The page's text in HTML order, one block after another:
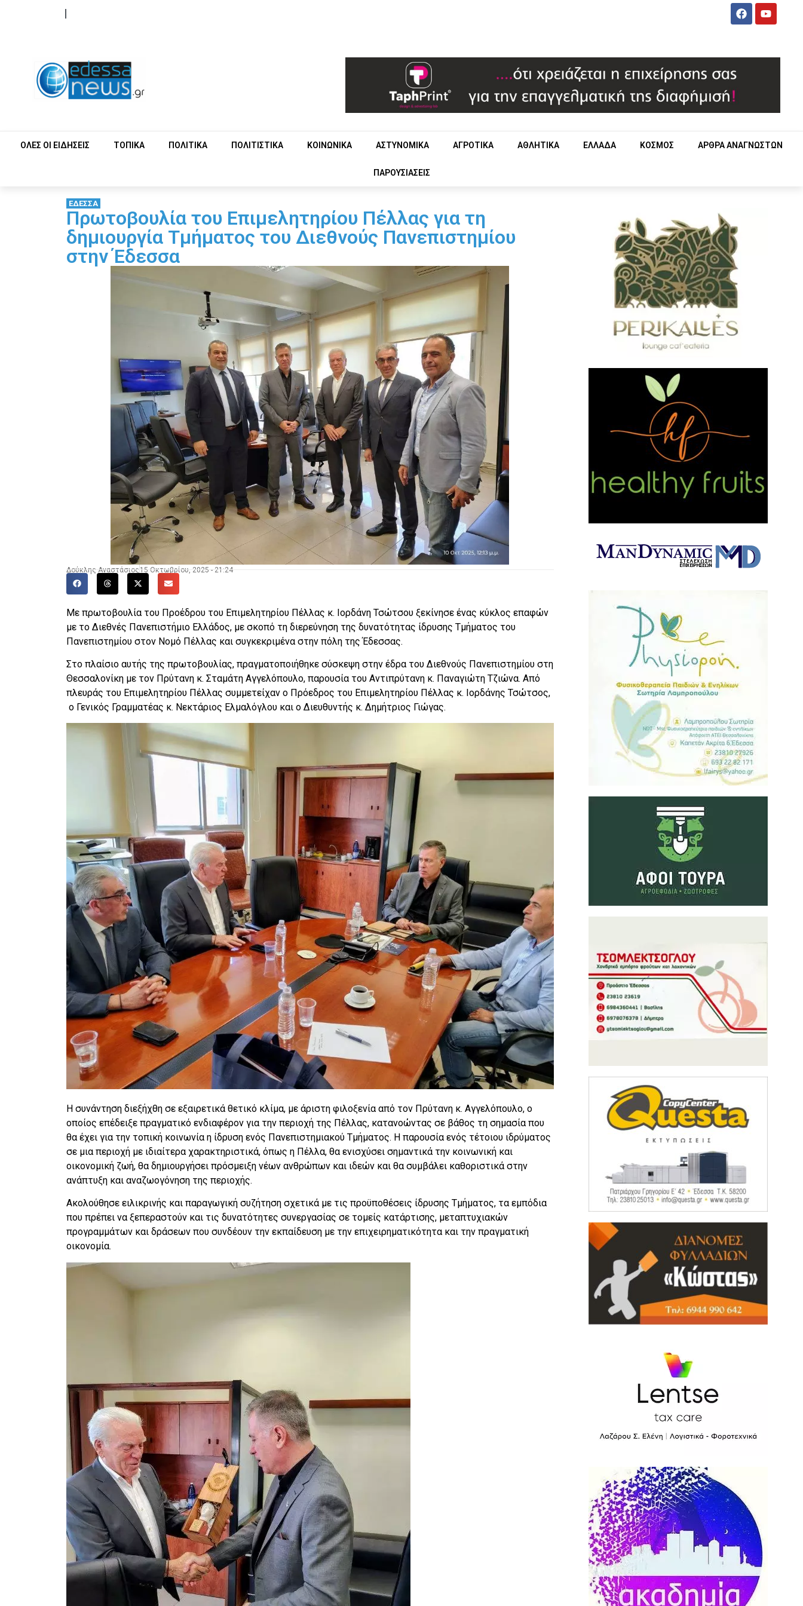
ΟΛΕΣ ΟΙ ΕΙΔΗΣΕΙΣ ΤΟΠΙΚΑ ΠΟΛΙΤΙΚΑ ΠΟΛΙΤΙΣΤΙΚΑ ΚΟΙΝΩΝΙΚΑ ΑΣΤΥΝΟΜΙΚΑ ΑΓΡΟΤΙΚΑ ΑΘΛΗΤΙΚΑ ΕΛΛΑΔΑ ΚΟΣΜΟΣ ΑΡΘΡΑ ΑΝΑΓΝΩΣΤΩΝ
ΠΑΡΟΥΣΙΑΣΕΙΣ
ΕΔΕΣΣΑ
Πρωτοβουλία του Επιμελητηρίου Πέλλας για τη
δημιουργία Τμήματος του Διεθνούς Πανεπιστημίου
στην Έδεσσα
Δούκλης Αναστάσιος 15 Οκτωβρίου, 2025 - 21:24
Με πρωτοβουλία του Προέδρου του Επιμελητηρίου Πέλλας κ. Ιορδάνη Τσώτσου ξεκίνησε ένας κύκλος επαφών
με το Διεθνές Πανεπιστήμιο Ελλάδος, με σκοπό τη διερεύνηση της δυνατότητας ίδρυσης Τμήματος του
Πανεπιστημίου στον Νομό Πέλλας και συγκεκριμένα στην πόλη της Έδεσσας.
Στο πλαίσιο αυτής της πρωτοβουλίας, πραγματοποιήθηκε σύσκεψη στην έδρα του Διεθνούς Πανεπιστημίου στη
Θεσσαλονίκη με τον Πρύτανη κ. Σταμάτη Αγγελόπουλο, παρουσία του Αντιπρύτανη κ. Παναγιώτη Τζιώνα. Από
πλευράς του Επιμελητηρίου Πέλλας συμμετείχαν ο Πρόεδρος του Επιμελητηρίου Πέλλας κ. Ιορδάνης Τσώτσος,
ο Γενικός Γραμματέας κ. Νεκτάριος Ελμαλόγλου και ο Διευθυντής κ. Δημήτριος Γιώγας.
Η συνάντηση διεξήχθη σε εξαιρετικά θετικό κλίμα, με άριστη φιλοξενία από τον Πρύτανη κ. Αγγελόπουλο, ο
οποίος επέδειξε πραγματικό ενδιαφέρον για την περιοχή της Πέλλας, κατανοώντας σε βάθος τη σημασία που
θα έχει για την τοπική κοινωνία η ίδρυση ενός Πανεπιστημιακού Τμήματος. Η παρουσία ενός τέτοιου ιδρύματος
σε μια περιοχή με ιδιαίτερα χαρακτηριστικά, όπως η Πέλλα, θα ενισχύσει σημαντικά την κοινωνική και
οικονομική ζωή, θα δημιουργήσει πρόσμειξη νέων ανθρώπων και ιδεών και θα συμβάλει καθοριστικά στην
ανάπτυξη και αναζωογόνηση της περιοχής.
Ακολούθησε ειλικρινής και παραγωγική συζήτηση σχετικά με τις προϋποθέσεις ίδρυσης Τμήματος, τα εμπόδια
που πρέπει να ξεπεραστούν και τις δυνατότητες συνεργασίας σε τομείς κατάρτισης, μεταπτυχιακών
προγραμμάτων και δράσεων που συνδέουν την εκπαίδευση με την επιχειρηματικότητα και την πραγματική
οικονομία.